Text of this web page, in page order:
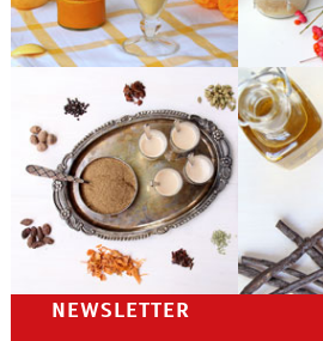
NEWSLETTER